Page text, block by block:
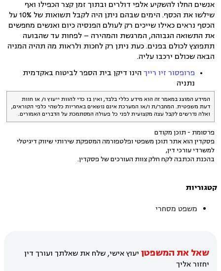
אנשים החלו להשקיע אלפי דולרים ובתוך זמן קצר הכפילו ואף
שילשו את הכסף. הימים שבהם ניתן היה לקבל תשואות של 10% על
הכסף נראים כאילו שייכים רק לעולם הפנסיה כיום ואנשים מחפשים
את התשואה הגבוהה, המרגשת והמהירה – לפחות עד שהבועה
תתפוצץ לכולם בפנים. כעת ניתן רק לחכות ולראות מה תהיה המניה
הבאה שכולם ירכבו עליה.
פרופסור זיו רייך הינו דיקן בית הספר לביטוח באקדמית
נתניה
המידע המוצג במאמר זה הוא מידע כללי בלבד, ואין בו כדי להוות ייעוץ ו/ או חוות
דעת משפטית. המחבר/ת ו/או המערכת אינם נושאים באחריות כלשהי כלפי הקוראים,
ואלה נדרשים לקבל עצה מקצועית לפני כל פעולה המסתמכת על הדברים האמורים.
פרסומת - תוכן מקודם
פסקדין הוא אתר תוכן משפטי ופלטפורמה המספקת שירותי שיווק דיגיטלי
למשרדי עורכי דין,
בהכנת הכתבה לקח חלק צוות העורכים של פסקדין.
קטגוריות
משפט מסחרי
שאל את המשפטן יעוץ אישי, שלח את שאלתך ועורך דין
יחזור אליך